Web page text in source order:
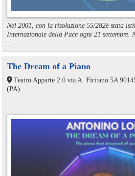
Nel 2001, con la risoluzione 55/282è stata
Internazionale della Pace ogni 21 settembre.
...
The Dream of a Piano
Teatro Apparte 2.0 via A. Firitano 5A
(PA)